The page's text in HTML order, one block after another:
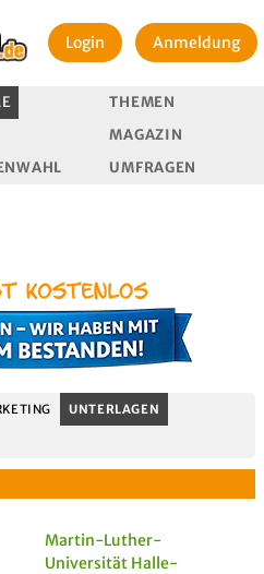
Login Anmeldung
THEMEN
MAGAZIN
UMFRAGEN
UNTERLAGEN
Martin-Luther-
Universität Halle-